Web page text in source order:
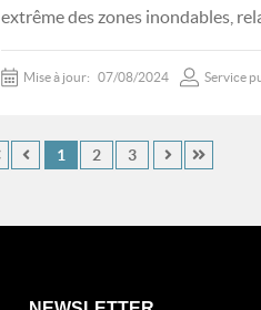
extrême des zones inondables,
Mise à jour: 07/08/2024 Service
1 2 3